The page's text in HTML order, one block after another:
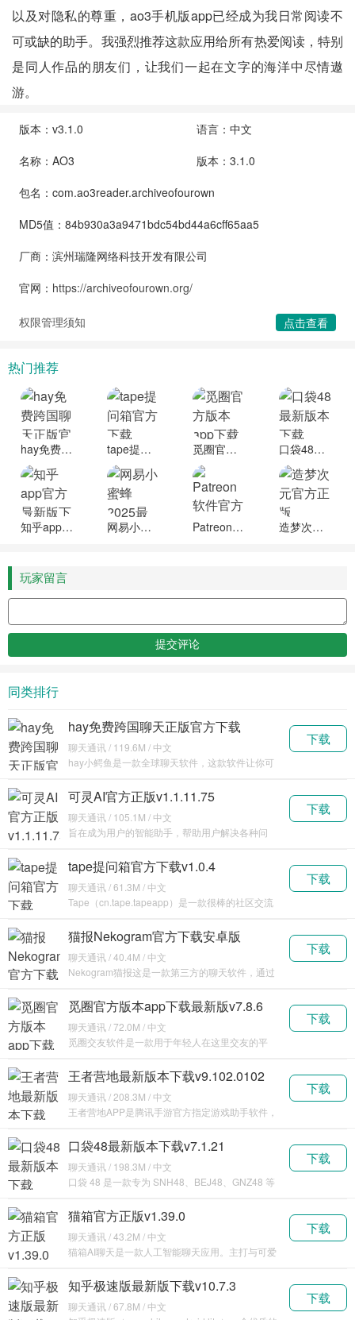
以及对隐私的尊重，ao3手机版app已经成为我日常阅读不
可或缺的助手。我强烈推荐这款应用给所有热爱阅读，特别
是同人作品的朋友们，让我们一起在文字的海洋中尽情遨
游。
版本：v3.1.0
语言：中文
名称：AO3
版本：3.1.0
包名：com.ao3reader.archiveofourown
MD5值：84b930a3a9471bdc54bd44a6cff65aa5
厂商：滨州瑞隆网络科技开发有限公司
官网： https://archiveofourown.org/
权限管理须知 点击查看
热门推荐
hay免费跨国聊天正版官方下载 tape提问箱官方下载 觅圈官方版本app下载最新版 口袋48最新版本下载
知乎app官方最新版下载 网易小蜜蜂2025最新版本 Patreon软件官方最新版下载 造梦次元官方正版
玩家留言
同类排行
hay免费跨国聊天正版官方下载
v8.31.1
聊天通讯 / 119.6M / 中文
hay小鳄鱼是一款全球聊天软件，这款软件让你可
国外有
下载
可灵AI官方正版v1.1.11.75
聊天通讯 / 105.1M / 中文
旨在成为用户的智能助手，帮助用户解决各种问
互动等，满
下载
tape提问箱官方下载v1.0.4
聊天通讯 / 61.3M / 中文
Tape（cn.tape.tapeapp）是一款很棒的社区交流
下载
猫报Nekogram官方下载安卓版
v11.5.3
聊天通讯 / 40.4M / 中文
Nekogram猫报这是一款第三方的聊天软件，通过
是
下载
觅圈官方版本app下载最新版v7.8.6
聊天通讯 / 72.0M / 中文
觅圈交友软件是一款用于年轻人在这里交友的平
让喜欢你圈
下载
王者营地最新版本下载v9.102.0102
聊天通讯 / 208.3M / 中文
王者营地APP是腾讯手游官方指定游戏助手软件，
容十分
下载
口袋48最新版本下载v7.1.21
聊天通讯 / 198.3M / 中文
口袋 48 是一款专为 SNH48、BEJ48、GNZ48 等
下载
猫箱官方正版v1.39.0
聊天通讯 / 43.2M / 中文
猫箱AI聊天是一款人工智能聊天应用。主打与可爱
陪伴、
下载
知乎极速版最新版下载v10.7.3
聊天通讯 / 67.8M / 中文
下载